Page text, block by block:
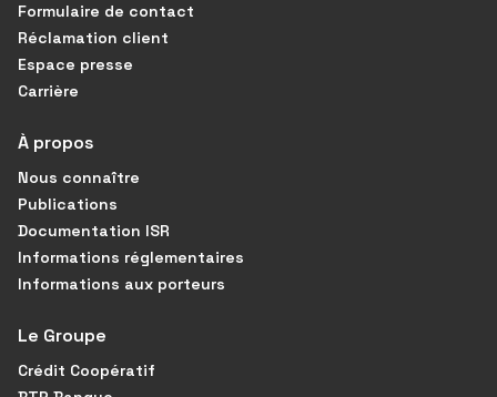
Formulaire de contact
Réclamation client
Espace presse
Carrière
À propos
Nous connaître
Publications
Documentation ISR
Informations réglementaires
Informations aux porteurs
Le Groupe
Crédit Coopératif